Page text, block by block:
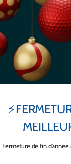
Fermeture de fin